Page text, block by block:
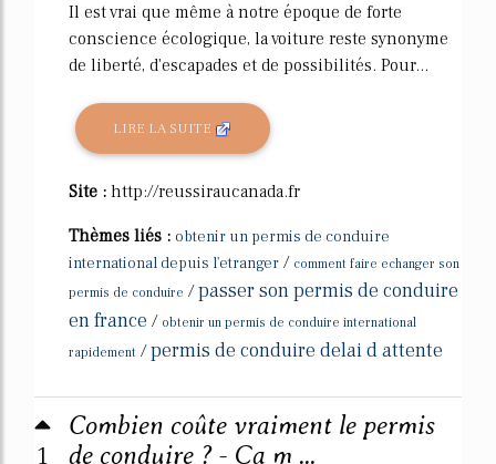
Il est vrai que même à notre époque de forte
conscience écologique, la voiture reste synonyme
de liberté, d'escapades et de possibilités. Pour...
LIRE LA SUITE
Site : http://reussiraucanada.fr
Thèmes liés : obtenir un permis de conduire
international depuis l'etranger / comment faire echanger son
permis de conduire /passer son permis de conduire
en france / obtenir un permis de conduire international
rapidement /permis de conduire delai d attente
1
Combien coûte vraiment le permis
de conduire ? - Ça m ...